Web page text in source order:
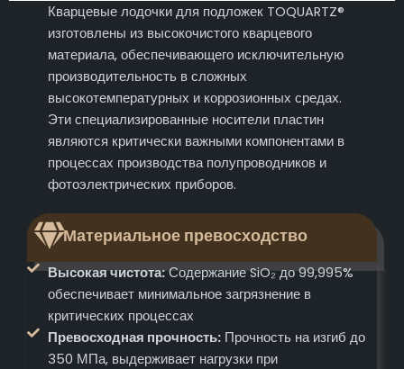
Кварцевые лодочки для подложек TOQUARTZ®
изготовлены из высокочистого кварцевого
материала, обеспечивающего исключительную
производительность в сложных
высокотемпературных и коррозионных средах.
Эти специализированные носители пластин
являются критически важными компонентами в
процессах производства полупроводников и
фотоэлектрических приборов.
Материальное превосходство
Высокая чистота:Содержание SiO₂ до 99,995%
обеспечивает минимальное загрязнение в
критических процессах
Превосходная прочность:Прочность на изгиб до
350 МПа, выдерживает нагрузки при